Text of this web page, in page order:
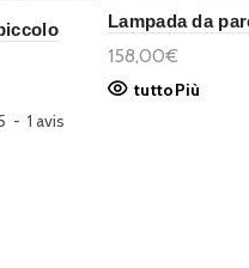
- 1avis
Lampada da
158,00€
tuttoPiù